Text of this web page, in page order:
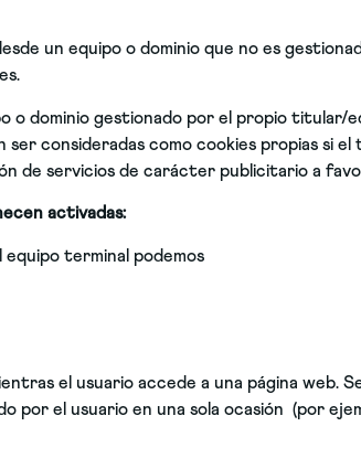
un equipo o dominio que no es
o dominio gestionado por el propio
consideradas como cookies propias si
de servicios de carácter publicitario a
activadas:
terminal podemos
el usuario accede a una página web.
el usuario en una sola ocasión (por